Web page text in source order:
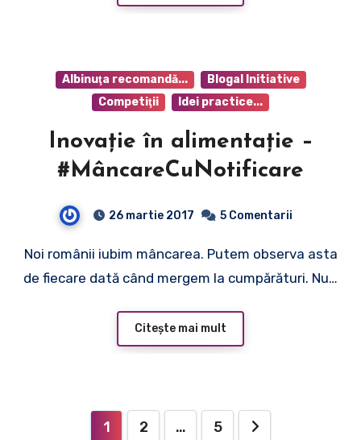
Albinuţa recomandă...
Blogal Initiative
Competiţii
Idei practice...
Inovație în alimentație –
#MâncareCuNotificare
26 martie 2017 5 Comentarii
Noi românii iubim mâncarea. Putem observa asta
de fiecare dată când mergem la cumpărături. Nu…
Citește mai mult
Paginație
1 2 … 5